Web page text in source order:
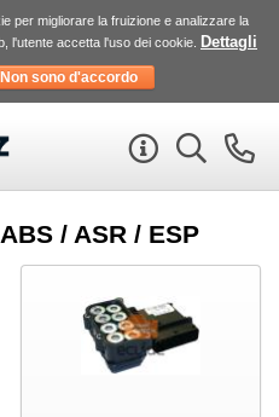
per migliorare la fruizione e analizzare la
l'utente accetta l'uso dei cookie.
Dettagli
/ ASR / ESP